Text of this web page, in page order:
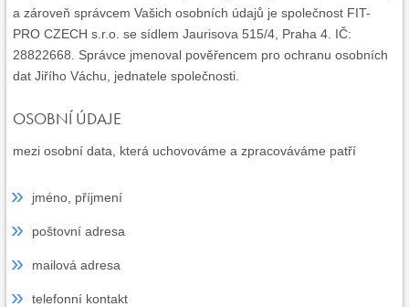
a zároveň správcem Vašich osobních údajů je společnost FIT-
PRO CZECH s.r.o. se sídlem Jaurisova 515/4, Praha 4. IČ:
28822668. Správce jmenoval pověřencem pro ochranu osobních
dat Jiřího Váchu, jednatele společnosti.
OSOBNÍ ÚDAJE
mezi osobní data, která uchovováme a zpracováváme patří
jméno, příjmení
poštovní adresa
mailová adresa
telefonní kontakt